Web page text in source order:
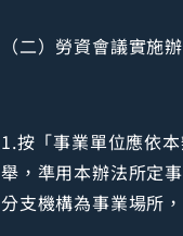
（二）勞資會議實施
1.按「事業單位應依
舉，準用本辦法所定
分支機構為事業場所